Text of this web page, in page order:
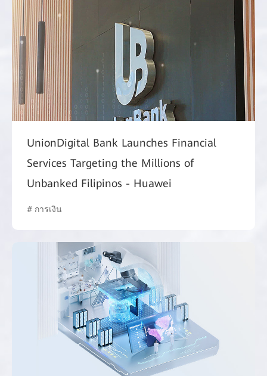
UnionDigital Bank Launches Financial
Services Targeting the Millions of
Unbanked Filipinos - Huawei
# การเงิน